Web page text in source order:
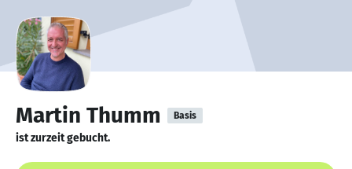
Martin Thumm Basis
ist zurzeit gebucht.